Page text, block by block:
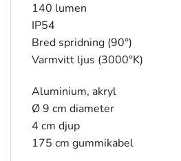
140 lumen
IP54
Bred spridning (90°)
Varmvitt ljus (3000°K)
Aluminium, akryl
Ø 9 cm diameter
4 cm djup
175 cm gummikabel